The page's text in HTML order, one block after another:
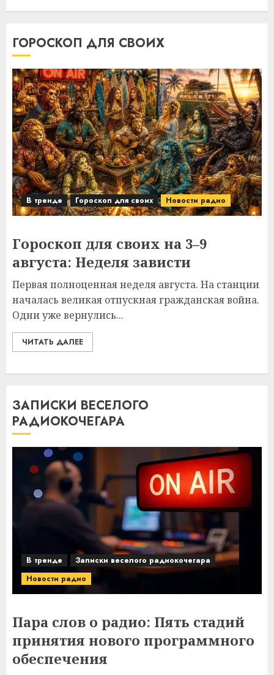
ГОРОСКОП ДЛЯ СВОИХ
В тренде Гороскоп для своих Новости радио
Гороскоп для своих на 3–9
августа: Неделя зависти
Первая полноценная неделя августа. На станции
началась великая отпускная гражданская война.
Одни уже вернулись...
ЧИТАТЬ ДАЛЕЕ
ЗАПИСКИ ВЕСЕЛОГО
РАДИОКОЧЕГАРА
В тренде
Записки веселого радиокочегара
Новости радио
Пара слов о радио: Пять стадий
принятия нового программного
обеспечения